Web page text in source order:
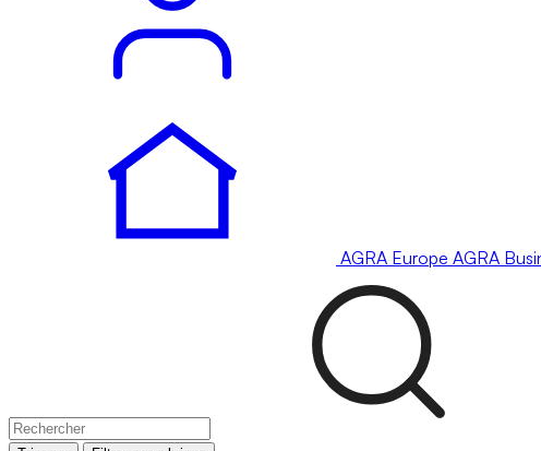
AGRA Europe AGRA